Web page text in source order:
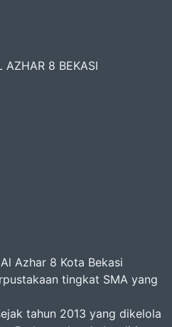
AZHAR 8 BEKASI
Azhar 8 Kota Bekasi
tingkat SMA yang
tahun 2013 yang dikelola